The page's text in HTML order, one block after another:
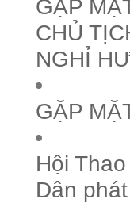
GẶP
CHỦ
NGHỈ
GẶP
Hội
Dân